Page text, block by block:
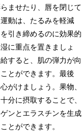
ませたり、唇を閉じて
動は、たるみを軽減
引き締めるのに効果的
に重点を置きましょ
すると、肌の弾力が向
とができます。最後
がけましょう。果物、
分に摂取することで、
ンとエラスチンを生成
とができます。